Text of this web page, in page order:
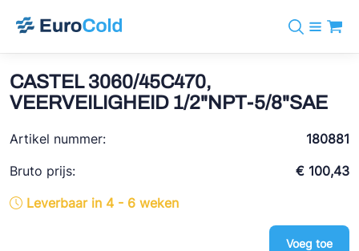
info@eurocold.nl
Merken
BOCK
Koudemiddelen
Diensten
Nieuws
Over ons
CASTEL 3060/45C470,
VEERVEILIGHEID 1/2"NPT-5/8"SAE
Artikel nummer:
180881
Bruto prijs:
€ 100,43
Leverbaar in 4 - 6 weken
Voeg toe